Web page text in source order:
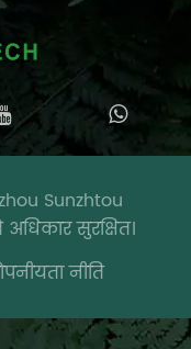
Sunzhtou
सुरक्षित।
नीति